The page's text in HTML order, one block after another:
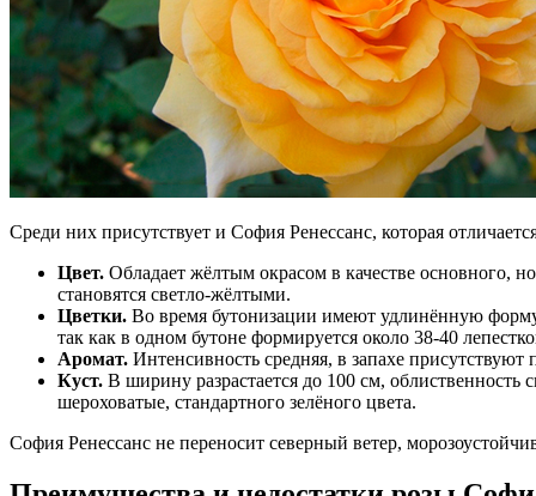
Среди них присутствует и София Ренессанс, которая
Цвет. Обладает жёлтым окрасом в качестве основного,
становятся светло-жёлтыми.
Цветки. Во время бутонизации имеют удлинённую
так как в одном бутоне формируется около 38-40
Аромат. Интенсивность средняя, в запахе
Куст. В ширину разрастается до 100 см,
шероховатые, стандартного зелёного цвета.
София Ренессанс не переносит северный ветер,